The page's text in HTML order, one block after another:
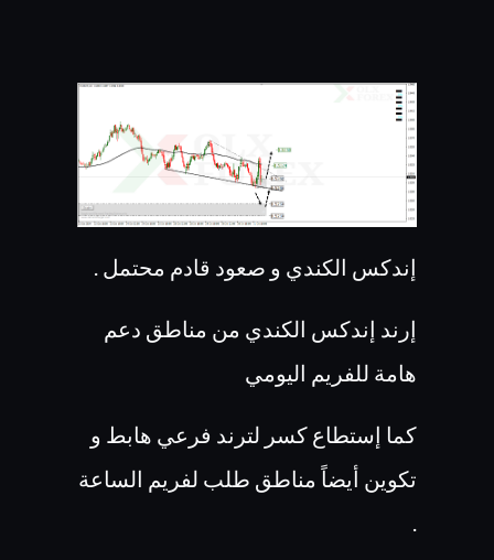
إندكس الكندي و صعود قادم محتمل .
إرند إندكس الكندي من مناطق دعم
هامة للفريم اليومي
كما إستطاع كسر لترند فرعي هابط و
تكوين أيضاً مناطق طلب لفريم الساعة
.